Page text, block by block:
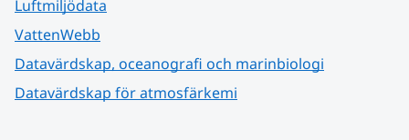
Luftmiljödata
VattenWebb
Datavärdskap, oceanografi och marinbiologi
Datavärdskap för atmosfärkemi